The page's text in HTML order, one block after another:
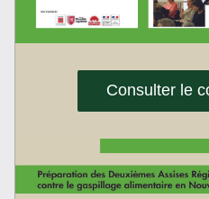
Consulter le